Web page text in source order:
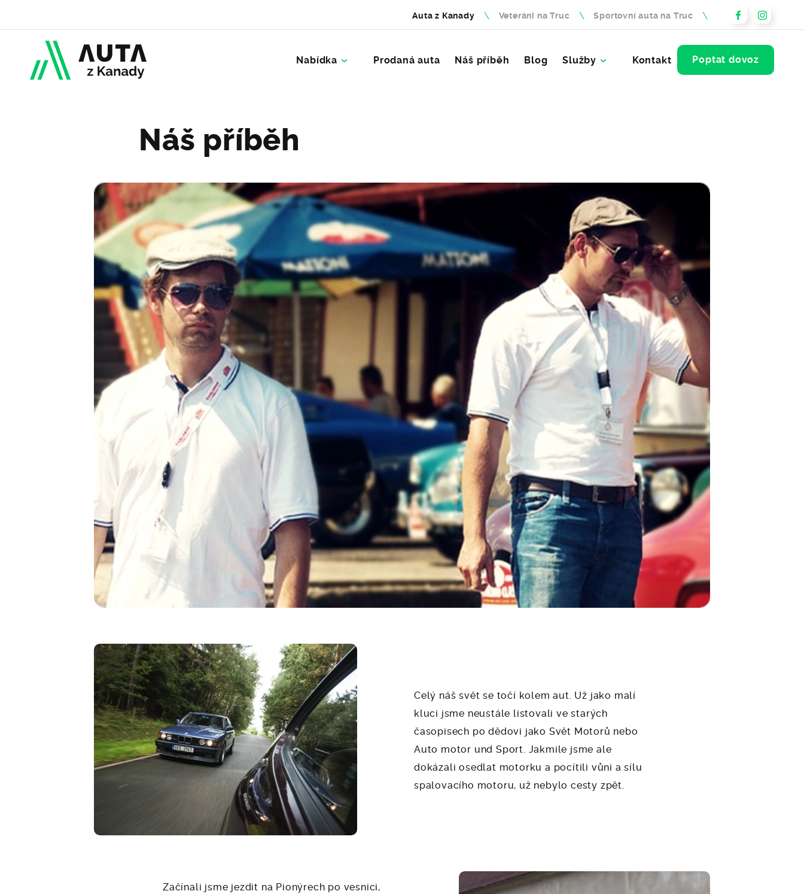
Auta z Kanady Veteráni na Truc Sportovní auta na Truc
Nabídka Prodaná auta Náš příběh Blog Služby Kontakt Poptat dovoz
Náš příběh
Celý náš svět se točí kolem aut. Už jako malí
kluci jsme neustále listovali ve starých
časopisech po dědovi jako Svět Motorů nebo
Auto motor und Sport. Jakmile jsme ale
dokázali osedlat motorku a pocítili vůni a sílu
spalovacího motoru, už nebylo cesty zpět.
Začínali jsme jezdit na Pionýrech po vesnici,